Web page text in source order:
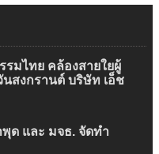
มไทย คล้องสายใยผู้
นสงกรานต์ บริษัท เอ็ช
ด และ มจธ. จัดทำ